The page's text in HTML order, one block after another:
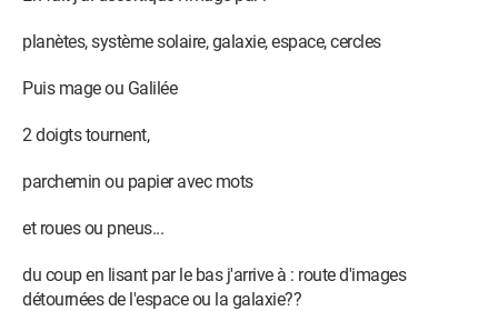
planètes, système solaire, galaxie, espace, cercles
Puis mage ou Galilée
2 doigts tournent,
parchemin ou papier avec mots
et roues ou pneus...
du coup en lisant par le bas j'arrive à : route d'images
détournées de l'espace ou la galaxie??